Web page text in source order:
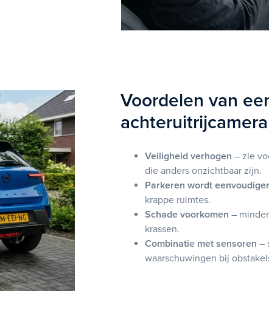
Voordelen van
achteruitrijcamera
Veiligheid verhogen – zie
die anders onzichtbaar zijn.
Parkeren wordt eenvoudiger
krappe ruimtes.
Schade voorkomen –
krassen.
Combinatie met sensoren –
waarschuwingen bij